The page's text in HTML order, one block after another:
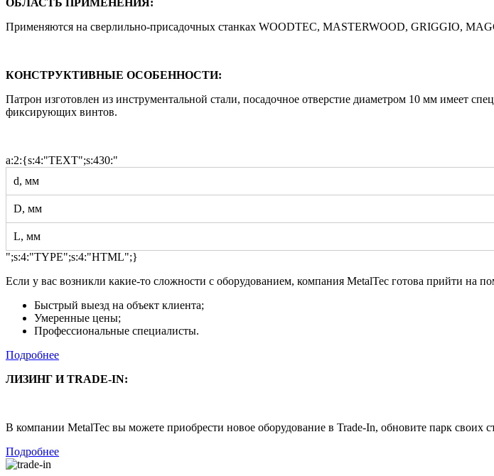
Применяются на сверлильно-присадочных станках WOODTEC, MASTERWOOD, GRIGGIO,
КОНСТРУКТИВНЫЕ ОСОБЕННОСТИ:
Патрон изготовлен из инструментальной стали, посадочное отверстие диаметром 10 мм имеет
фиксирующих винтов.
a:2:{s:4:"TEXT";s:430:"
d, мм
D, мм
L, мм
";s:4:"TYPE";s:4:"HTML";}
Если у вас возникли какие-то сложности с оборудованием, компания MetalTec готова прийти на
Быстрый выезд на объект клиента;
Умеренные цены;
Профессиональные специалисты.
Подробнее
ЛИЗИНГ И TRADE-IN:
В компании MetalTec вы можете приобрести новое оборудование в Trade-In, обновите парк своих
Подробнее